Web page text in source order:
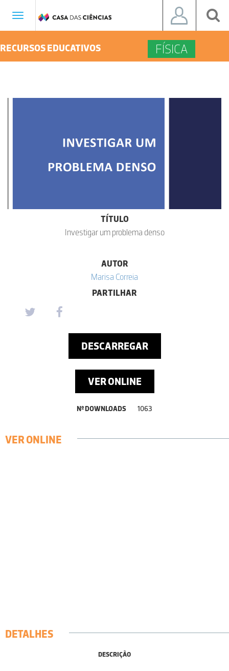
Toggle
RECURSOS EDUCATIVOS FÍSICA
TÍTULO
Investigar um problema denso
AUTOR
Marisa Correia
PARTILHAR
DESCARREGAR
VER ONLINE
Nº DOWNLOADS 1063
VER ONLINE
DETALHES
DESCRIÇÃO